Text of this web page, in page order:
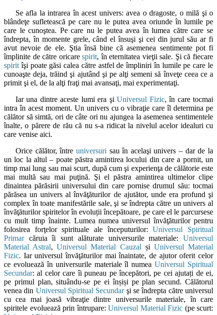
Se afla la intrarea în acest univers: avea o dragoste, o milă şi o
blândeţe sufletească pe care nu le putea avea oriunde în lumile pe
care le cunoştea. Pe care nu le putea avea în lumea către care se
îndrepta, în momente grele, când el însuşi şi cei din jurul său ar fi
avut nevoie de ele. Ştia însă bine că asemenea sentimente pot fi
împlinite de către oricarespirit, în eternitatea vieţii sale. Şi că fiecare
spirit îşi poate găsi calea către astfel de împliniri în lumile pe care le
cunoaşte deja, trăind şi ajutând şi pe alţi semeni să înveţe ceea ce a
primit şi el, de la alţi fraţi mai avansaţi, mai experimentaţi.
Iar una dintre aceste lumi era şiUniversul Fizic, în care tocmai
intra în acest moment. Un univers cu o vibraţie care îl determina pe
călător să simtă, ori de câte ori nu ajungea la asemenea sentimentele
înalte, o părere de rău că nu s-a ridicat la nivelul acelor idealuri cu
care venise aici.
Orice călător, între universuri sau în acelaşi univers – dar de la
un loc la altul – poate păstra amintirea locului din care a pornit, un
timp mai lung sau mai scurt, după cum şi experienţa de călătorie este
mai multă sau mai puţină. Şi el păstra amintirea ultimelor clipe
dinaintea părăsirii universului din care pornise drumul său: tocmai
părăsea un univers al învăţăturilor de ajutător, unde era profund şi
complex în toate manifestările sale, şi se îndrepta către un univers al
învăţăturilor spiritelor în evoluții începătoare, pe care el le parcursese
cu mult timp înainte. Lumea numea universul învăţăturilor pentru
folosirea forţelor spirituale ale începuturilor:Universul Spiritual
Primarcăruia îi sunt alăturate universurile materiale: Universul
Material Astral,Universul Material Cauzal și Universul Material
Fizic. Iar universul învăţăturilor mai înaintate, de ajutor oferit celor
ce evoluează în universurile materiale îl numeaUniversul Spiritual
Secundar: al celor care îi puneau pe începători, pe cei ajutați de ei,
pe primul plan, situându-se pe ei înșiși pe plan secund. Călătorul
venea din Universul Spiritual Secundarşi se îndrepta către universul
cu cea mai joasă vibraţie dintre universurile materiale, în care
spiritele evoluează prin întrupare: Universul Material Fizic (pe scurt: